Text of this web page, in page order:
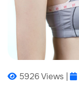
5926 Views |